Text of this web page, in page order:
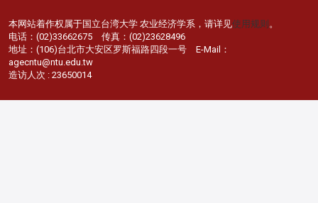
本网站着作权属于国立台湾大学 农业经济学系，请详见使用规则 。
电话：(02)33662675 传真：(02)23628496
地址：(106)台北市大安区罗斯福路四段一号 E-Mail：
agecntu@ntu.edu.tw
造访人次 : 23650014